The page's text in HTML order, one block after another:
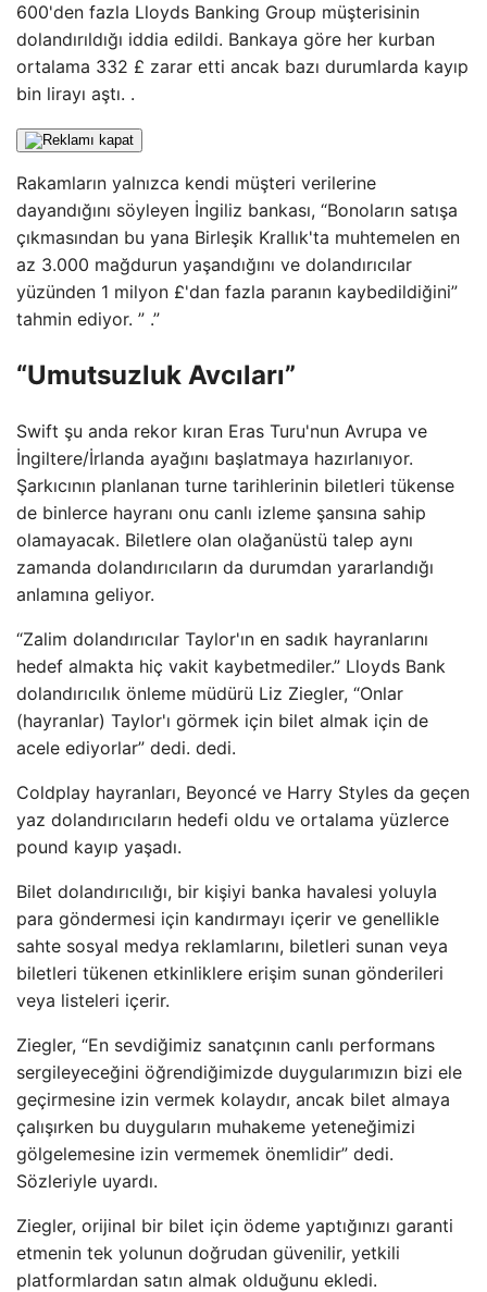
600'den fazla Lloyds Banking Group müşterisinin
dolandırıldığı iddia edildi. Bankaya göre her kurban
ortalama 332 £ zarar etti ancak bazı durumlarda kayıp
bin lirayı aştı. .
Rakamların yalnızca kendi müşteri verilerine
dayandığını söyleyen İngiliz bankası, “Bonoların satışa
çıkmasından bu yana Birleşik Krallık'ta muhtemelen en
az 3.000 mağdurun yaşandığını ve dolandırıcılar
yüzünden 1 milyon £'dan fazla paranın kaybedildiğini”
tahmin ediyor. ” .”
“Umutsuzluk Avcıları”
Swift şu anda rekor kıran Eras Turu'nun Avrupa ve
İngiltere/İrlanda ayağını başlatmaya hazırlanıyor.
Şarkıcının planlanan turne tarihlerinin biletleri tükense
de binlerce hayranı onu canlı izleme şansına sahip
olamayacak. Biletlere olan olağanüstü talep aynı
zamanda dolandırıcıların da durumdan yararlandığı
anlamına geliyor.
“Zalim dolandırıcılar Taylor'ın en sadık hayranlarını
hedef almakta hiç vakit kaybetmediler.” Lloyds Bank
dolandırıcılık önleme müdürü Liz Ziegler, “Onlar
(hayranlar) Taylor'ı görmek için bilet almak için de
acele ediyorlar” dedi. dedi.
Coldplay hayranları, Beyoncé ve Harry Styles da geçen
yaz dolandırıcıların hedefi oldu ve ortalama yüzlerce
pound kayıp yaşadı.
Bilet dolandırıcılığı, bir kişiyi banka havalesi yoluyla
para göndermesi için kandırmayı içerir ve genellikle
sahte sosyal medya reklamlarını, biletleri sunan veya
biletleri tükenen etkinliklere erişim sunan gönderileri
veya listeleri içerir.
Ziegler, “En sevdiğimiz sanatçının canlı performans
sergileyeceğini öğrendiğimizde duygularımızın bizi ele
geçirmesine izin vermek kolaydır, ancak bilet almaya
çalışırken bu duyguların muhakeme yeteneğimizi
gölgelemesine izin vermemek önemlidir” dedi.
Sözleriyle uyardı.
Ziegler, orijinal bir bilet için ödeme yaptığınızı garanti
etmenin tek yolunun doğrudan güvenilir, yetkili
platformlardan satın almak olduğunu ekledi.